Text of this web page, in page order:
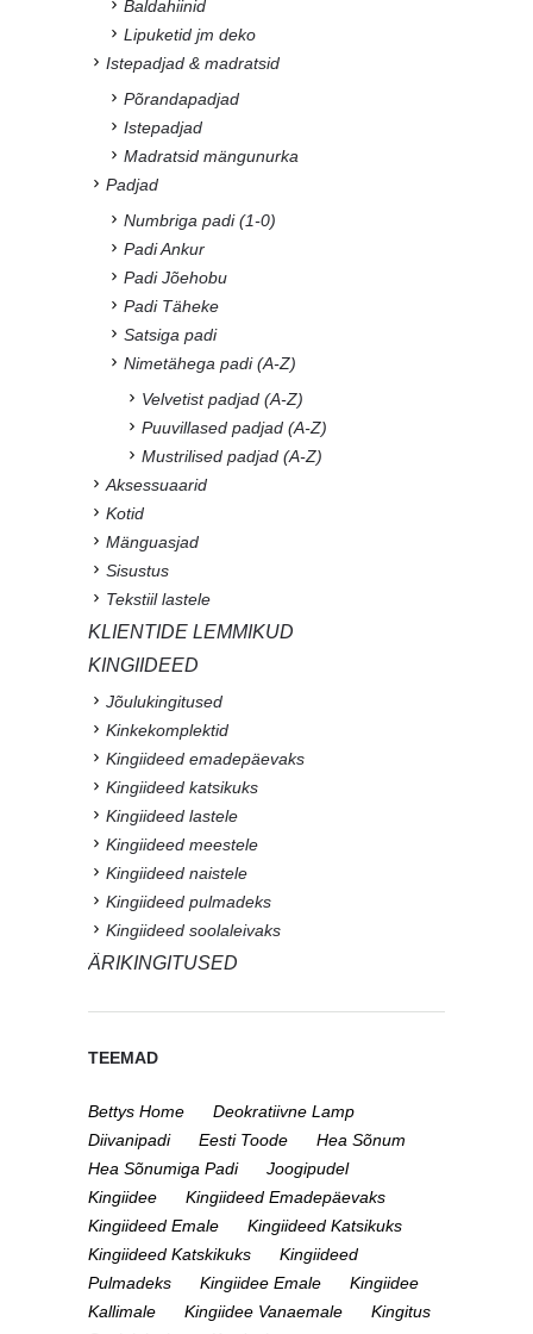
Baldahiinid
Lipuketid jm deko
Istepadjad & madratsid
Põrandapadjad
Istepadjad
Madratsid mängunurka
Padjad
Numbriga padi (1-0)
Padi Ankur
Padi Jõehobu
Padi Täheke
Satsiga padi
Nimetähega padi (A-Z)
Velvetist padjad (A-Z)
Puuvillased padjad (A-Z)
Mustrilised padjad (A-Z)
Aksessuaarid
Kotid
Mänguasjad
Sisustus
Tekstiil lastele
KLIENTIDE LEMMIKUD
KINGIIDEED
Jõulukingitused
Kinkekomplektid
Kingiideed emadepäevaks
Kingiideed katsikuks
Kingiideed lastele
Kingiideed meestele
Kingiideed naistele
Kingiideed pulmadeks
Kingiideed soolaleivaks
ÄRIKINGITUSED
TEEMAD
Bettys Home
Deokratiivne Lamp
Diivanipadi
Eesti Toode
Hea Sõnum
Hea Sõnumiga Padi
Joogipudel
Kingiidee
Kingiideed Emadepäevaks
Kingiideed Emale
Kingiideed Katsikuks
Kingiideed Katskikuks
Kingiideed
Pulmadeks
Kingiidee Emale
Kingiidee
Kallimale
Kingiidee Vanaemale
Kingitus